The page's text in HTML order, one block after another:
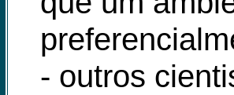
- outros